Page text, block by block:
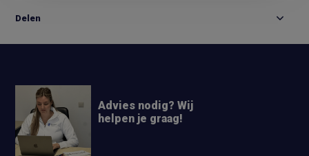
Delen
Advies nodig? Wij
helpen je graag!